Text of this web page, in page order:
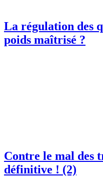
La régulation des
poids maîtrisé ?
Contre le mal des
définitive ! (2)